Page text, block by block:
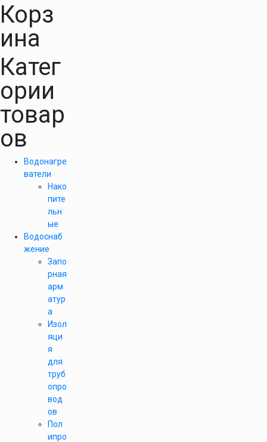
Корз
ина
Катег
ории
товар
ов
Водонагре
ватели
Нако
пите
льн
ые
Водоснаб
жение
Запо
рная
арм
атур
а
Изол
яци
я
для
труб
опро
вод
ов
Пол
ипро